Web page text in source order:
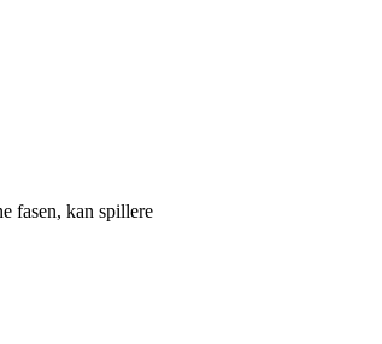
fasen, kan spillere